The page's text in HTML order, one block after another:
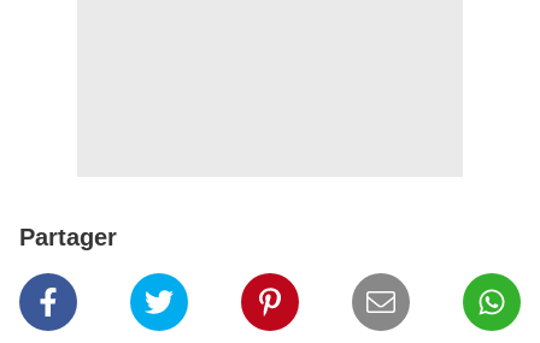
Partager